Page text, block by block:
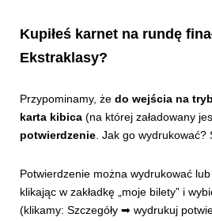
Kupiłeś karnet na rundę
Ekstraklasy?
Przypominamy, że do wejścia na
karta kibica (na której załadowany
potwierdzenie . Jak go wydrukować?
Potwierdzenie można wydrukować
klikając w zakładkę „moje bilety” i
(klikamy: Szczegóły ➡ wydrukuj